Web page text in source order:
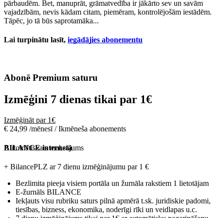
pārbaudēm. Bet, manuprāt, grāmatvedība ir jākārto sev un savām
vajadzībām, nevis kādam citam, piemēram, kontrolējošām iestādēm.
Tāpēc, jo tā būs saprotamāka...
Lai turpinātu lasīt, iegādājies abonementu
Abonē Premium saturu
Izmēģini 7 dienas tikai par 1€
Izmēģināt par 1€
€ 24,99 /mēnesī / Ikmēneša abonements
Automātiskais maksājums
BILANCE internetā
+ BilancePLZ ar 7 dienu izmēģinājumu par 1 €
Bezlimita pieeja visiem portāla un žurnāla rakstiem 1 lietotājam
E-žurnāls BILANCE
Iekļauts visu rubriku saturs pilnā apmērā t.sk. juridiskie padomi,
tiesības, bizness, ekonomika, noderīgi rīki un veidlapas u.c.